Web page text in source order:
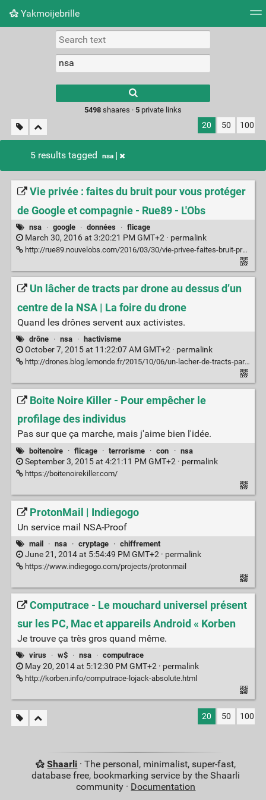
Yakmoijebrille
Picture wall
results.
5498shaares · 5private links
20 50 100
5 results tagged nsa
Vie privée : faites du bruit pour vous protéger
de Google et compagnie - Rue89 - L'Obs
nsa · google · données · flicage
March 30, 2016 at 3:20:21 PM GMT+2 · permalink
http://rue89.nouvelobs.com/2016/03/30/vie-privee-faites-bruit-proteger-google-compagnie-263600
Un lâcher de tracts par drone au dessus d’un
centre de la NSA | La foire du drone
Quand les drônes servent aux activistes.
drône · nsa · hactivisme
October 7, 2015 at 11:22:07 AM GMT+2 · permalink
http://drones.blog.lemonde.fr/2015/10/06/un-lacher-de-tracts-par-drone-au-dessus-dun-centre-de-la-nsa/
Boite Noire Killer - Pour empêcher le
profilage des individus
Pas sur que ça marche, mais j'aime bien l'idée.
boitenoire · flicage · terrorisme · con · nsa
September 3, 2015 at 4:21:11 PM GMT+2 · permalink
https://boitenoirekiller.com/
ProtonMail | Indiegogo
Un service mail NSA-Proof
mail · nsa · cryptage · chiffrement
June 21, 2014 at 5:54:49 PM GMT+2 · permalink
https://www.indiegogo.com/projects/protonmail
Computrace - Le mouchard universel présent
sur les PC, Mac et appareils Android « Korben
Je trouve ça très gros quand même.
virus · w$ · nsa · computrace
May 20, 2014 at 5:12:30 PM GMT+2 · permalink
http://korben.info/computrace-lojack-absolute.html
20 50 100
Shaarli · The personal, minimalist, super-fast,
database free, bookmarking service by the Shaarli
community · Documentation